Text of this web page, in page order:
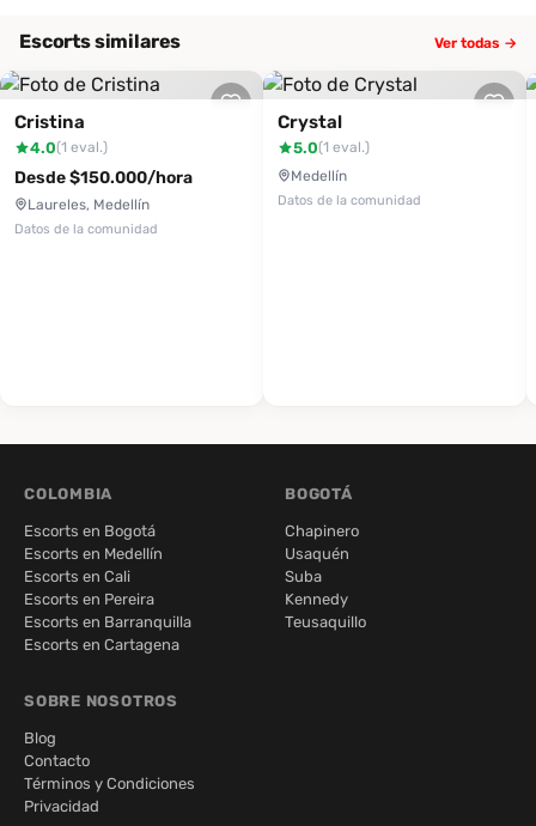
Escorts similares Ver todas →
Cristina
4.0(1 eval.)
Desde $150.000/hora
Laureles, Medellín
Datos de la comunidad
Crystal
5.0(1 eval.)
Medellín
Datos de la comunidad
COLOMBIA
Escorts en Bogotá
Escorts en Medellín
Escorts en Cali
Escorts en Pereira
Escorts en Barranquilla
Escorts en Cartagena
BOGOTÁ
Chapinero
Usaquén
Suba
Kennedy
Teusaquillo
SOBRE NOSOTROS
Blog
Contacto
Términos y Condiciones
Privacidad